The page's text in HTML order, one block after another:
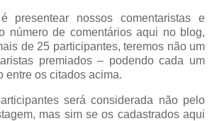
presentear nossos comentaristas e
número de comentários aqui no blog,
de 25 participantes, teremos não um
premiados – podendo cada um
entre os citados acima.
será considerada não pelo
mas sim se os cadastrados aqui